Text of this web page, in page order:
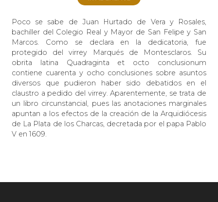
Poco se sabe de Juan Hurtado de Vera y Rosales,
bachiller del Colegio Real y Mayor de San Felipe y San
Marcos. Como se declara en la dedicatoria, fue
protegido del virrey Marqués de Montesclaros. Su
obrita latina Quadraginta et octo conclusionum
contiene cuarenta y ocho conclusiones sobre asuntos
diversos que pudieron haber sido debatidos en el
claustro a pedido del virrey. Aparentemente, se trata de
un libro circunstancial, pues las anotaciones marginales
apuntan a los efectos de la creación de la Arquidiócesis
de La Plata de los Charcas, decretada por el papa Pablo
V en 1609.